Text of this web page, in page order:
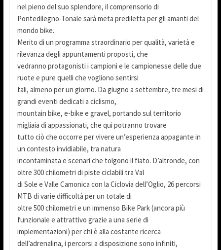
nel pieno del suo splendore, il comprensorio di
Pontedilegno-Tonale sarà meta prediletta per gli amanti del
mondo bike.
Merito di un programma straordinario per qualità, varietà e
rilevanza degli appuntamenti proposti, che
vedranno protagonisti i campioni e le campionesse delle due
ruote e pure quelli che vogliono sentirsi
tali, almeno per un giorno. Da giugno a settembre, tre mesi di
grandi eventi dedicati a ciclismo,
mountain bike, e-bike e gravel, portando sul territorio
migliaia di appassionati, che qui potranno trovare
tutto ciò che occorre per vivere un’esperienza appagante in
un contesto invidiabile, tra natura
incontaminata e scenari che tolgono il fiato. D’altronde, con
oltre 300 chilometri di piste ciclabili tra Val
di Sole e Valle Camonica con la Ciclovia dell’Oglio, 26 percorsi
MTB di varie difficoltà per un totale di
oltre 500 chilometri e un immenso Bike Park (ancora più
funzionale e attrattivo grazie a una serie di
implementazioni) per chi è alla costante ricerca
dell’adrenalina, i percorsi a disposizione sono infiniti,